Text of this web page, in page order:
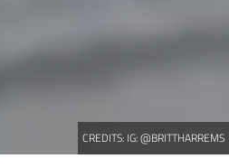
CREDITS: IG: @BRITTHARREMS